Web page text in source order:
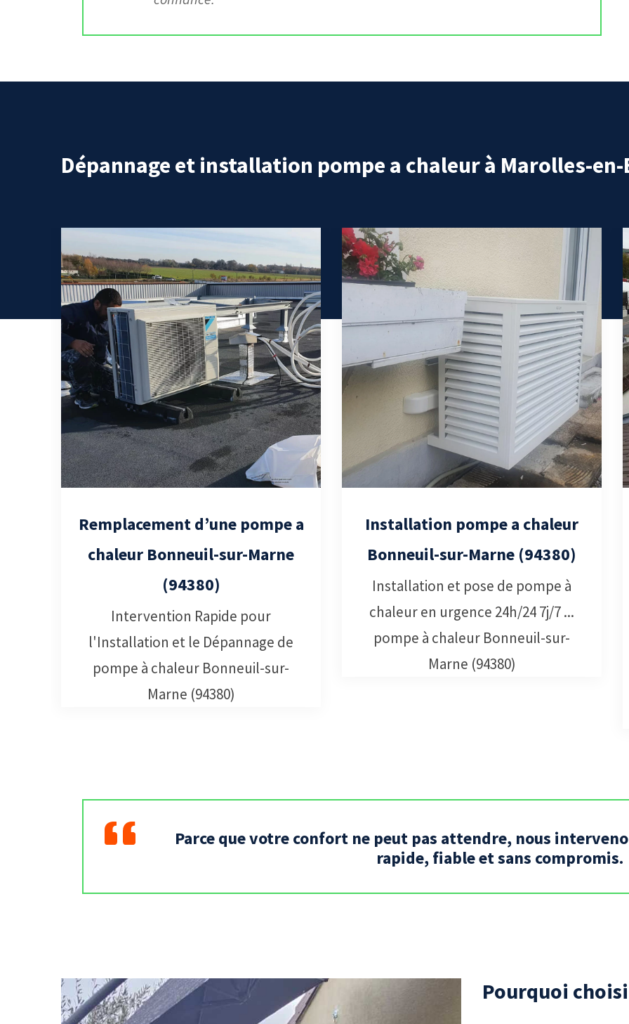
Dépannage et installation pompe a chaleur à Marolles-
Remplacement d’une pompe a
chaleur Bonneuil-sur-Marne
(94380)
Intervention Rapide pour
l'Installation et le Dépannage de
pompe à chaleur Bonneuil-sur-
Marne (94380)
Installation pompe a chaleur
Bonneuil-sur-Marne (94380)
Installation et pose de pompe à
chaleur en urgence 24h/24 7j/7 ...
pompe à chaleur Bonneuil-sur-
Marne (94380)
Parce que votre confort ne peut pas attendre, nous
rapide, fiable et sans compromis.
Pourquoi